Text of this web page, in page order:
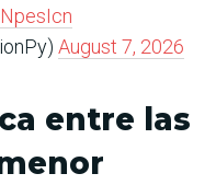
August 7, 2026
entre las